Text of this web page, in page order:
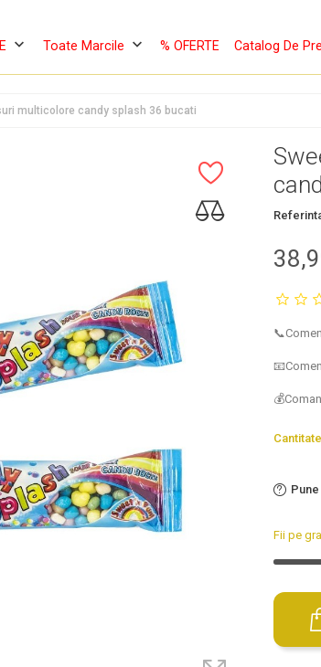
keyboard_arrow_down Toate Marcile keyboard_arrow_down % OFERTE Catalog De
multicolore candy splash 36 bucati
Cantitate
Fii pe